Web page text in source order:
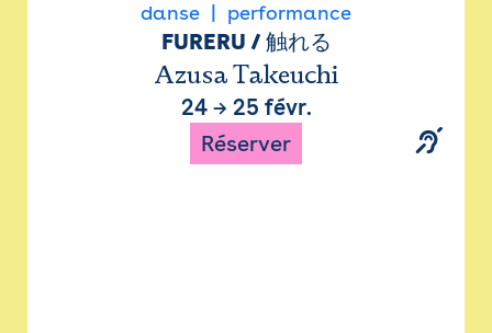
danse performance
FURERU / 触れる
Azusa Takeuchi
24→ 25 févr.
Réserver